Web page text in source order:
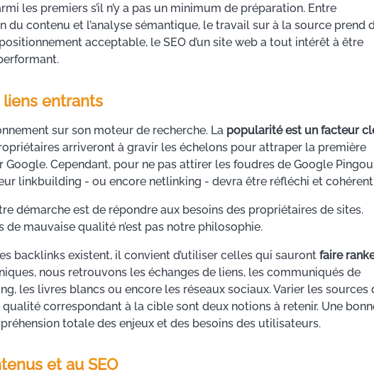
les premiers s’il n’y a pas un minimum de préparation. Entre
du contenu et l’analyse sémantique, le travail sur à la source prend
acceptable, le SEO d’un site web a tout intérêt à être
entrants
sur son moteur de recherche. La popularité est un facteur
arriveront à gravir les échelons pour attraper la première
Cependant, pour ne pas attirer les foudres de Google
linkbuilding - ou encore netlinking - devra être réfléchi et
démarche est de répondre aux besoins des propriétaires de sites.
de mauvaise qualité n’est pas notre philosophie.
backlinks existent, il convient d’utiliser celles qui sauront faire
nous retrouvons les échanges de liens, les communiqués de
les livres blancs ou encore les réseaux sociaux. Varier les sources
correspondant à la cible sont deux notions à retenir. Une
totale des enjeux et des besoins des utilisateurs.
et au SEO